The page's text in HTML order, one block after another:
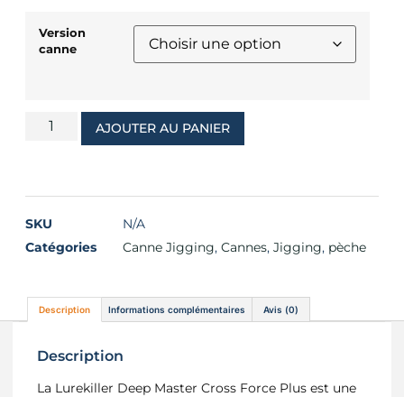
Version
canne
AJOUTER AU PANIER
SKU
N/A
Catégories
Canne Jigging, Cannes, Jigging, pèche
Description Informations complémentaires Avis (0)
Description
La Lurekiller Deep Master Cross Force Plus est une